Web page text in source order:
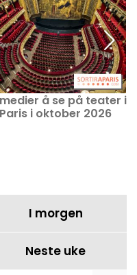
å se på teater i
Paris i oktober 2026
I morgen
Neste uke